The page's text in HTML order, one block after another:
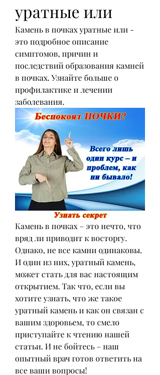
уратные или
Камень в почках уратные или -
это подробное описание
симптомов, причин и
последствий образования камней
в почках. Узнайте больше о
профилактике и лечении
заболевания.
Камень в почках – это нечто, что
вряд ли приводит к восторгу.
Однако, не все камни одинаковы.
И один из них, уратный камень,
может стать для вас настоящим
открытием. Так что, если вы
хотите узнать, что же такое
уратный камень и как он связан с
вашим здоровьем, то смело
приступайте к чтению нашей
статьи. И не бойтесь – наш
опытный врач готов ответить на
все ваши вопросы!